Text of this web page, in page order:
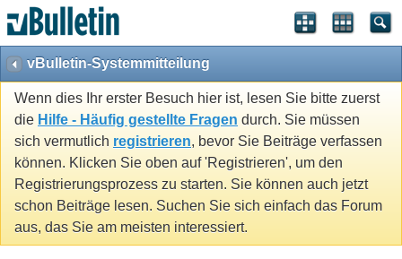
vBulletin-Systemmitteilung
Wenn dies Ihr erster Besuch hier ist, lesen Sie bitte zuerst
die Hilfe - Häufig gestellte Fragen durch. Sie müssen
sich vermutlich registrieren, bevor Sie Beiträge verfassen
können. Klicken Sie oben auf 'Registrieren', um den
Registrierungsprozess zu starten. Sie können auch jetzt
schon Beiträge lesen. Suchen Sie sich einfach das Forum
aus, das Sie am meisten interessiert.